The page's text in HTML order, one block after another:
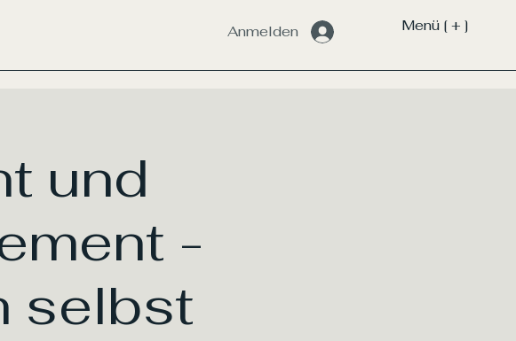
Menü [ + ]
Anmelden
und
-
selbst